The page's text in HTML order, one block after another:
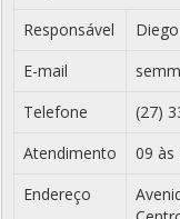
Responsável
E-mail
Telefone
(27)
Atendimento
09 às
Endereço